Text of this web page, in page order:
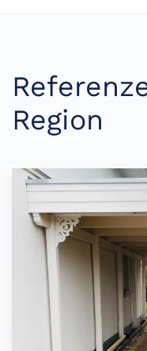
Region